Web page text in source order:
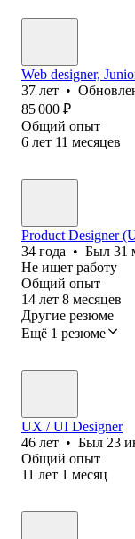
Web designer,
37 лет •
85 000 ₽
Общий опыт
6 лет 11 месяцев
Product Designer
34 года • Был 31
Не ищет работу
Общий опыт
14 лет 8 месяцев
Другие резюме
Ещё 1 резюме
UX / UI Designer
46 лет • Был 23
Общий опыт
11 лет 1 месяц